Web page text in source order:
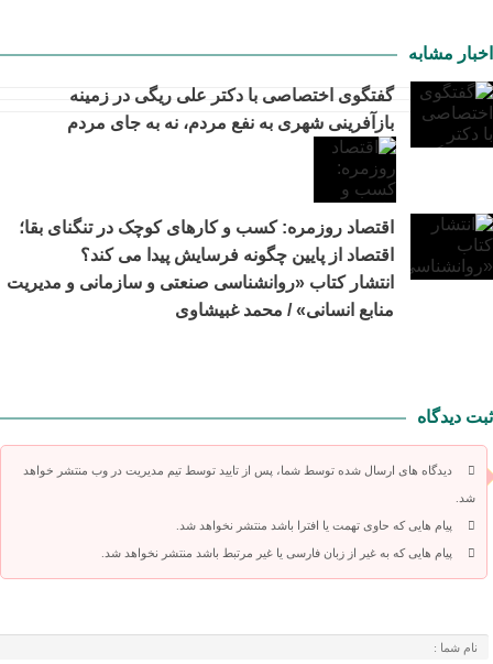
اخبار مشابه
گفتگوی اختصاصی با دکتر علی ریگی در زمینه
بازآفرینی شهری به نفع مردم، نه به جای مردم
اقتصاد روزمره: کسب‌ و کارهای کوچک در تنگنای بقا؛
اقتصاد از پایین چگونه فرسایش پیدا می کند؟
انتشار کتاب «روانشناسی صنعتی و سازمانی و مدیریت
منابع انسانی» / محمد غبیشاوی
ثبت دیدگاه
دیدگاه های ارسال شده توسط شما، پس از تایید توسط تیم مدیریت در وب منتشر خواهد
شد.
پیام هایی که حاوی تهمت یا افترا باشد منتشر نخواهد شد.
پیام هایی که به غیر از زبان فارسی یا غیر مرتبط باشد منتشر نخواهد شد.